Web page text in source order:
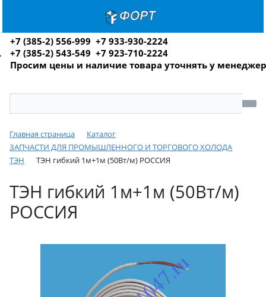
+7 (385-2) 556-999 +7 933-930-2224
+7 (385-2) 543-549 +7 923-710-2224
Просим цены и наличие товара уточнять у
Главная страница
Каталог
ЗАПЧАСТИ ДЛЯ ПРОМЫШЛЕННОГО И ТОРГОВОГО ХОЛОДА
ТЭН
ТЭН гибкий 1м+1м (50Вт/м) РОССИЯ
ТЭН гибкий 1м+1м (50Вт/м)
РОССИЯ